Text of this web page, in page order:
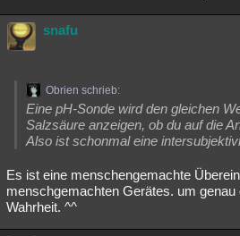
snafu
Obrien schrieb:
Eine pH-Sonde wird den gleichen
Salzsäure anzeigen, ob du auf die
Also ist schonmal eine
Es ist eine menschengemachte
menschgemachten Gerätes. um
Wahrheit. ^^